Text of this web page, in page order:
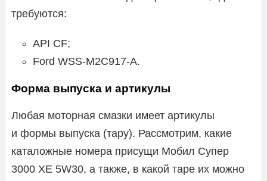
требуются:
API CF;
Ford WSS-M2C917-A.
Форма выпуска и артикулы
Любая моторная смазки имеет артикулы
и формы выпуска (тару). Рассмотрим, какие
каталожные номера присущи Мобил Супер
3000 ХЕ 5W30, а также, в какой таре их можно